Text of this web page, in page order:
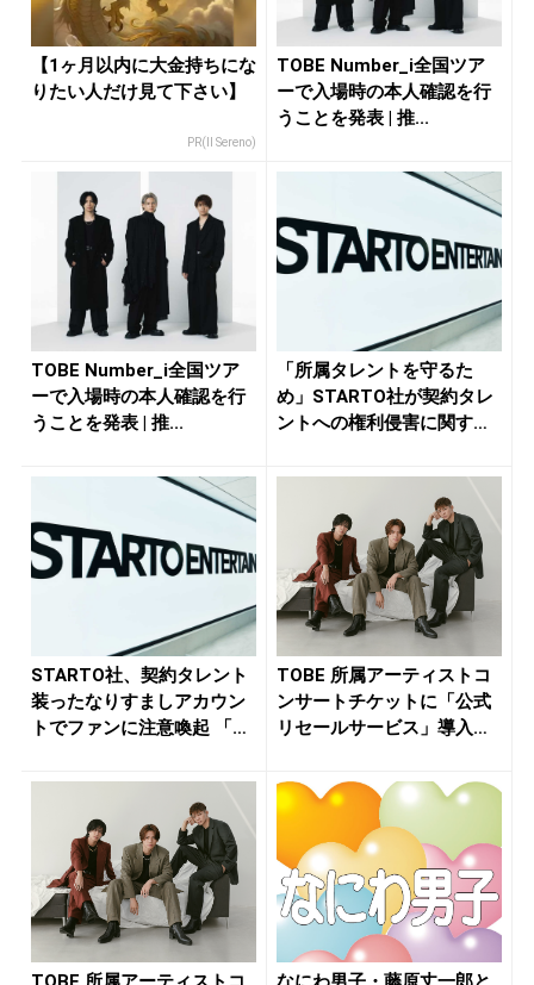
【1ヶ月以内に大金持ちにな
りたい人だけ見て下さい】
PR(Il Sereno)
TOBE Number_i全国ツア
ーで入場時の本人確認を行
うことを発表 | 推...
TOBE Number_i全国ツア
ーで入場時の本人確認を行
うことを発表 | 推...
「所属タレントを守るた
め」STARTO社が契約タレ
ントへの権利侵害に関する
STARTO社、契約タレント
装ったなりすましアカウン
トでファンに注意喚起 「法
TOBE 所属アーティストコ
ンサートチケットに「公式
リセールサービス」導入